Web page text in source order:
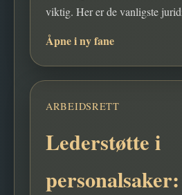
viktig. Her er de vanligste
Åpne i ny fane
ARBEIDSRETT
Lederstøtte i